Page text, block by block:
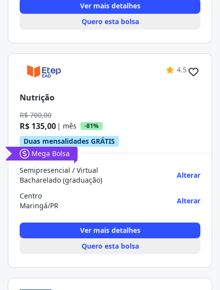
Ver mais detalhes
Quero esta bolsa
4.5
Nutrição
R$ 700,00
R$ 135,00 | mês -81%
Duas mensalidades GRÁTIS
Mega Bolsa
Semipresencial / Virtual
Bacharelado (graduação)
Alterar
Centro
Maringá/PR
Alterar
Ver mais detalhes
Quero esta bolsa